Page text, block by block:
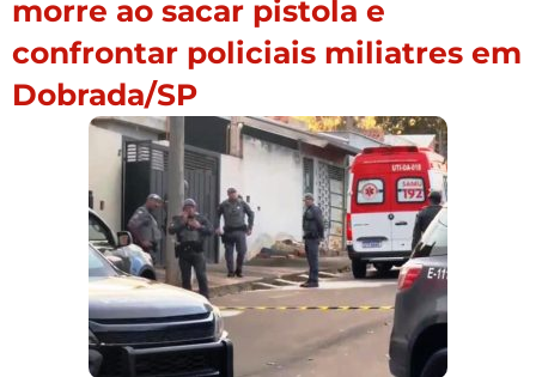
morre ao sacar pistola e
confrontar policiais miliatres em
Dobrada/SP